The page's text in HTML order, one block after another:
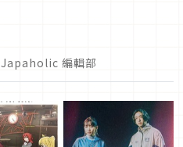
Japaholic 編輯部